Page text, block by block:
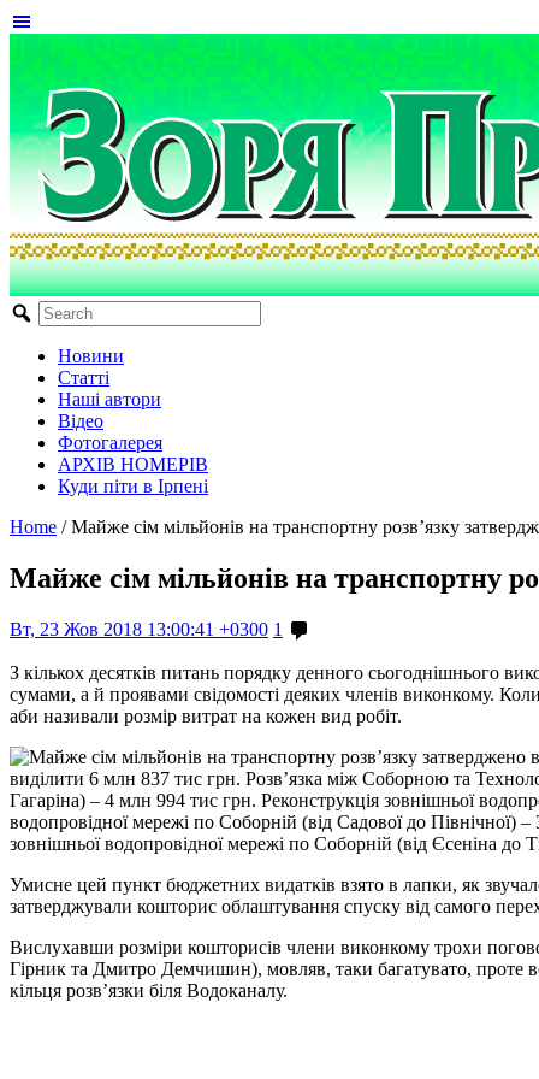
Новини
Статті
Наші автори
Відео
Фотогалерея
АРХІВ НОМЕРІВ
Куди піти в Ірпені
Home / Майже сім мільйонів на транспортну розв’язку
Майже сім мільйонів на транспортну
Вт, 23 Жов 2018 13:00:41 +0300 1
З кількох десятків питань порядку денного сьогоднішнього
сумами, а й проявами свідомості деяких членів виконкому.
аби називали розмір витрат на кожен вид робіт.
виділити 6 млн 837 тис грн. Розв’язка між Соборною та
Гагаріна) – 4 млн 994 тис грн. Реконструкція зовнішньої
водопровідної мережі по Соборній (від Садової до
зовнішньої водопровідної мережі по Соборній (від Єсеніна
Умисне цей пункт бюджетних видатків взято в лапки, як
затверджували кошторис облаштування спуску від самого
Вислухавши розміри кошторисів члени виконкому трохи
Гірник та Дмитро Демчишин), мовляв, таки багатувато, проте
кільця розв’язки біля Водоканалу.